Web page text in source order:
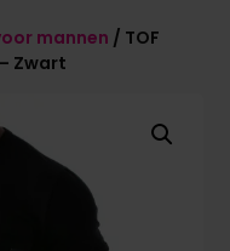
mannen / TOF
Zwart